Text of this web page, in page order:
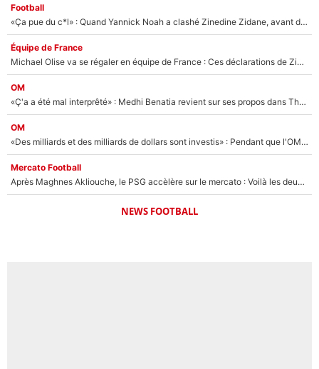
Football
«Ça pue du c*l» : Quand Yannick Noah a clashé Zinedine Zidane, avant de se faire recadrer par le nouveau sélectionneur de l'équipe de France !
Équipe de France
Michael Olise va se régaler en équipe de France : Ces déclarations de Zinedine Zidane qui prouvent qu'il va tout miser sur la star du Bayern Munich !
OM
«Ç'a a été mal interprêté» : Medhi Benatia revient sur ses propos dans The Bridge et précise ses conditions pour rejoindre le PSG !
OM
«Des milliards et des milliards de dollars sont investis» : Pendant que l'OM est en pleine crise financière, Frank McCourt lance un nouveau projet à 260M€ !
Mercato Football
Après Maghnes Akliouche, le PSG accèlère sur le mercato : Voilà les deux nouvelles recrues qui vont signer la semaine prochaine ?
NEWS FOOTBALL